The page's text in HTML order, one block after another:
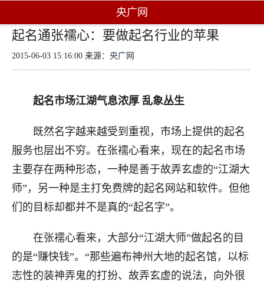
央广网
起名通张襦心：要做起名行业的苹果
2015-06-03 15:16:00 来源： 央广网
起名市场江湖气息浓厚 乱象丛生
既然名字越来越受到重视，市场上提供的起名
服务也层出不穷。在张襦心看来，现在的起名市场
主要存在两种形态，一种是善于故弄玄虚的“江湖大
师”，另一种是主打免费牌的起名网站和软件。但他
们的目标却都并不是真的“起名字”。
在张襦心看来，大部分“江湖大师”做起名的目
的是“赚快钱”。“那些遍布神州大地的起名馆，以标
志性的装神弄鬼的打扮、故弄玄虚的说法，向外很